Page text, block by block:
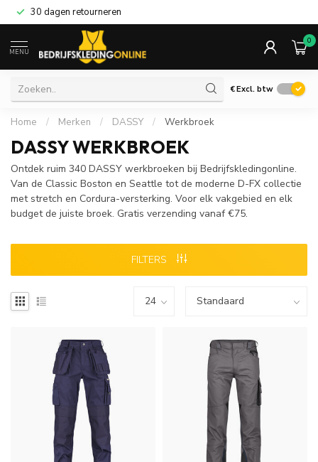
30 dagen retourneren
MENU
0
€Excl. btw
Home / Merken / DASSY / Werkbroek
DASSY WERKBROEK
Ontdek ruim 340 DASSY werkbroeken bij Bedrijfskledingonline.
Van de Classic Boston en Seattle tot de moderne D-FX collectie
met stretch en Cordura-versterking. Voor elk vakgebied en elk
budget de juiste broek. Gratis verzending vanaf €75.
FILTERS